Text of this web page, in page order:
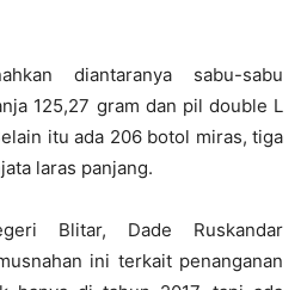
diantaranya sabu-sabu
125,27 gram dan pil double L
itu ada 206 botol miras, tiga
laras panjang.
Blitar, Dade Ruskandar
ini terkait penanganan